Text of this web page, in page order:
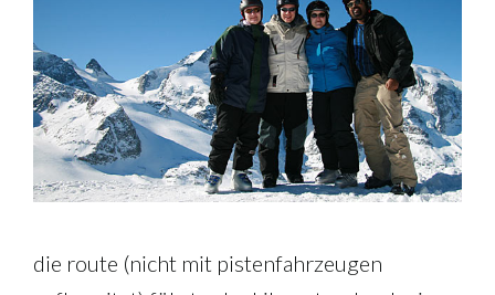
die route (nicht mit pistenfahrzeugen